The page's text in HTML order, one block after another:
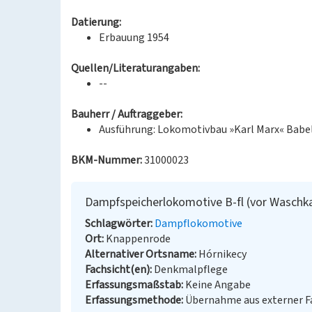
Datierung:
Erbauung 1954
Quellen/Literaturangaben:
--
Bauherr / Auftraggeber:
Ausführung: Lokomotivbau »Karl Marx«
BKM-Nummer:31000023
Dampfspeicherlokomotive B-fl (vor
Schlagwörter Dampflokomotive
Ort Knappenrode
Alternativer Ortsname Hórnikecy
Fachsicht(en) Denkmalpflege
Erfassungsmaßstab Keine Angabe
Erfassungsmethode Übernahme aus externer